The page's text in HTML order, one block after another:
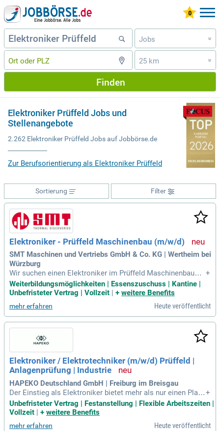
Jobs »
25 km »
Finden
Elektroniker Prüffeld Jobs und
Stellenangebote
2.262 Elektroniker Prüffeld Jobs auf Jobbörse.de
Zur Berufsorientierung als Elektroniker Prüffeld
Filter
Sortierung
Elektroniker - Prüffeld Maschinenbau (m/w/d)
SMT Maschinen und Vertriebs GmbH & Co. KG | Wertheim bei
Würzburg
Wir suchen einen Elektroniker im Prüffeld Maschinenbau
(m/w/d), der unsere Maschinen durch Endkontrollen optimi
ert. Ihre Aufgaben umfassen das Einrichten und den effizient
und dokumentieren die Messergebnisse eigenständig, währ
end Sie elektronische Baugruppen testen. Ihre Fehleranalys
en und -behebungen sind entscheidend für die Qualitätssich
erung. Eine abgeschlossene Ausbildung als Elektroniker in r
elevanten Fachrichtungen ist erforderlich. Technisches Vers
tändnis und Erfahrung mit Prüfmitteln sowie ERP-Systemen
sind von Vorteil für Ihren Erfolg in dieser spannenden Positi
on.
+
Weiterbildungsmöglichkeiten | Essenszuschuss | Kantine |
Unbefristeter Vertrag | Vollzeit
+ weitere Benefits
mehr erfahren Heute veröffentlicht
Elektroniker / Elektrotechniker (m/w/d) Prüffeld |
Anlagenprüfung | Industrie
HAPEKO Deutschland GmbH | Freiburg im Breisgau
Der Einstieg als Elektroniker bietet mehr als nur einen Platz
im Prüffeld. Bei uns lernen Sie das Unternehmen und seine
Produkte von Grund auf kennen. In den ersten Monaten arbe
Service zusammen. So erkennen Sie nicht nur den Aufbau, s
+
Unbefristeter Vertrag | Festanstellung | Flexible Arbeitszeiten |
Vollzeit | + weitere Benefits
mehr erfahren Heute veröffentlicht